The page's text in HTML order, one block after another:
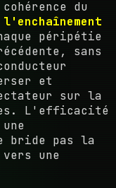
du
l'enchaînement
péripétie
sans
et
sur la
L'efficacité
bride pas la
une